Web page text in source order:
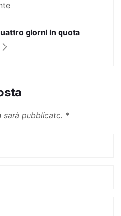
giorni in quota
sarà pubblicato. *